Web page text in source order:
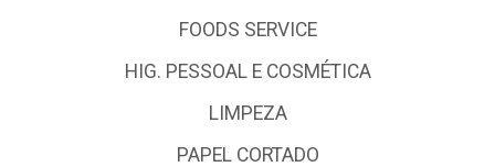
FOODS SERVICE
HIG. PESSOAL E COSMÉTICA
LIMPEZA
PAPEL CORTADO